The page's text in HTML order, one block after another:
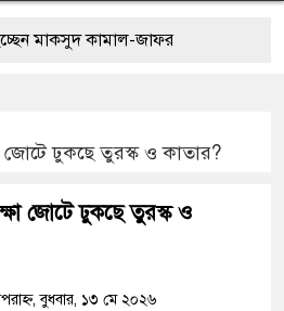
মাকসুদ কামাল-জাফর
ছাড়লেন ১১ দলের
জোটে ঢুকছে তুরস্ক ও কাতার?
জোটে ঢুকছে তুরস্ক ও
বুধবার, ১৩ মে ২০২৬